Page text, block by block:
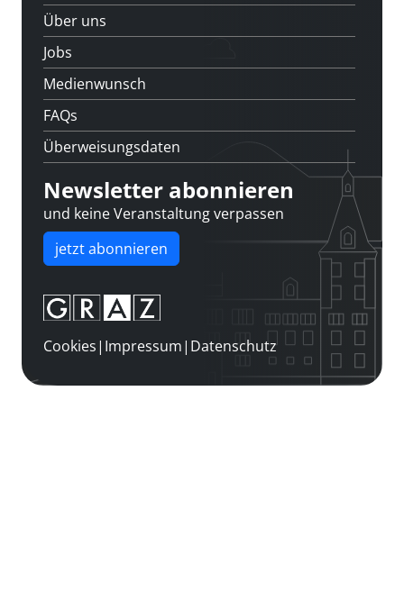
Über uns
Jobs
Medienwunsch
FAQs
Überweisungsdaten
Newsletter abonnieren
und keine Veranstaltung verpassen
jetzt abonnieren
Cookies| Impressum| Datenschutz